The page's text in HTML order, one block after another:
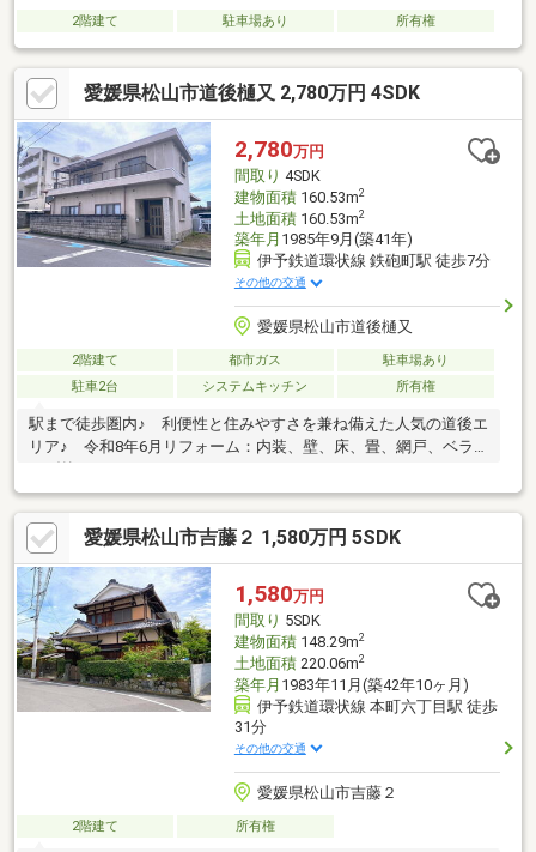
2階建て 駐車場あり 所有権
愛媛県松山市道後樋又 2,780万円 4SDK
2,780万円
間取り 4SDK
建物面積160.53m2
土地面積160.53m2
築年月 1985年9月(築41年)
伊予鉄道環状線 鉄砲町駅 徒歩7分
その他の交通
愛媛県松山市道後樋又
2階建て 都市ガス
駐車場あり
駐車2台
システムキッチン 所有権
駅まで徒歩圏内♪ 利便性と住みやすさを兼ね備えた人気の道後エ
リア♪ 令和8年6月リフォーム：内装、壁、床、畳、網戸、ベラ
愛媛県松山市吉藤２ 1,580万円 5SDK
1,580万円
間取り 5SDK
建物面積148.29m2
土地面積220.06m2
築年月 1983年11月(築42年10ヶ月)
伊予鉄道環状線 本町六丁目駅 徒歩
31分
その他の交通
愛媛県松山市吉藤２
2階建て 所有権